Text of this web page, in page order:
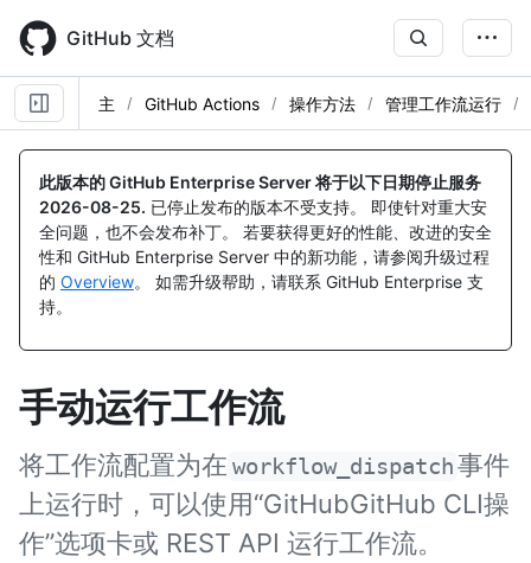
main
content
GitHub 文档
主 GitHub Actions 操作方法 管理工作流运行
此版本的 GitHub Enterprise Server 将于以下日期停止服务
2026-08-25. 已停止发布的版本不受支持。 即使针对重大安
全问题，也不会发布补丁。 若要获得更好的性能、改进的安全
性和 GitHub Enterprise Server 中的新功能，请参阅升级过程
的 Overview。 如需升级帮助，请联系 GitHub Enterprise 支
持。
手动运行工作流
将工作流配置为在 workflow_dispatch 事件
上运行时，可以使用“GitHubGitHub CLI操
作”选项卡或 REST API 运行工作流。